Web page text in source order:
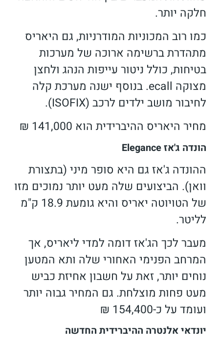
חלקה יותר.
כמו רוב המכוניות המודרניות, גם היאריס
מתהדרת ברשימה ארוכה של מערכות
בטיחות, כולל ניטור עייפות הנהג ולחצן
מצוקה ecall. בנוסף ישנה מערכת קלה
לחיבור מושב ילדים לרכב (ISOFIX).
מחיר היאריס ההיברידית הוא 141,000 ₪
הונדה ג'אז Elegance
ההונדה ג'אז גם היא סופר מיני (בתצורת
וואן). הביצועים שלה מעט יותר נמוכים מזו
של הטויוטה יאריס והיא גומעת 18.9 ק"מ
לליטר.
מעבר לכך הג'אז דומה למדי ליאריס, אך
המרחב הפנימי האחורי שלה ותא המטען
נוחים יותר, זאת על חשבון אחיזת כביש
מעט פחות מוצלחת. גם המחיר גבוה יותר
ועומד על כ-154,400 ₪
יונדאי אלנטרה ההיברידית החדשה